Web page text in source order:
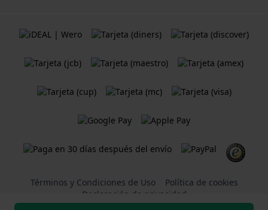
Términos y Condiciones de Uso
Política de cookies
Declaración de privacidad